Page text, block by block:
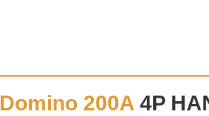
Domino 200A4P